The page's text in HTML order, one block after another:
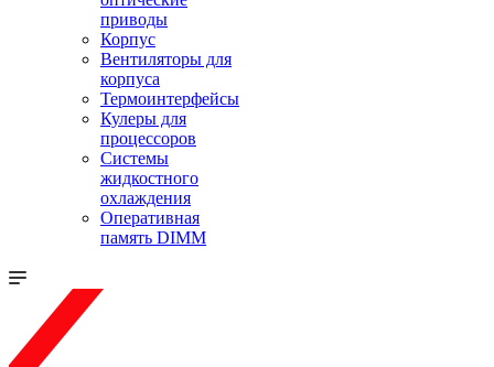
приводы
Корпус
Вентиляторы для
корпуса
Термоинтерфейсы
Кулеры для
процессоров
Системы
жидкостного
охлаждения
Оперативная
память DIMM